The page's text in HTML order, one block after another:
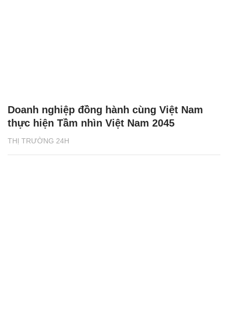
THỊ TRƯỜNG 24H
Doanh nghiệp đồng hành cùng Việt Nam
thực hiện Tầm nhìn Việt Nam 2045